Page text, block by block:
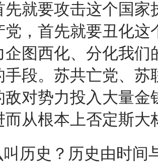
先就要攻击这个国
党，首先就要丑化
企图西化、分化我
手段。苏共亡党、
敌对势力投入大量
而从根本上否定斯大
历史？历史由时间